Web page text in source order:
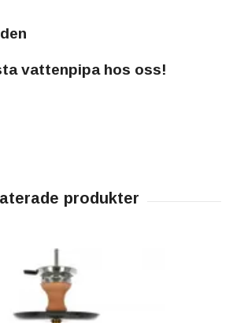
vattenpipa hos oss!